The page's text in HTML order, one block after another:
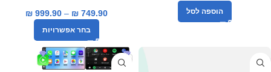
הוספה לסל ₪749.90
–
₪999.90
בחר אפשרויות